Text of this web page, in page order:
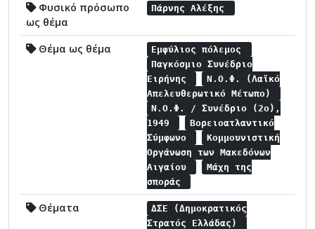
Φυσικό πρόσωπο
ως θέμα
Πάρνης Αλέξης
Θέμα ως θέμα
Εμφύλιος πόλεμος
Παγκόσμιο Συνέδριο
Ειρήνης
Ν.Ο.Φ. (Λαϊκό
Απελευθερωτικό Μέτωπο)
Ν.Ο.Φ. / Συνέδριο (2ο),
1949
Βορειοατλαντικό
Σύμφωνο
Κομμουνιστική
Οργάνωση των Μακεδόνων
Αιγαίου
Μάχη της
σποράς
Θέματα
ΔΣΕ (Δημοκρατικός
Στρατός Ελλάδας)